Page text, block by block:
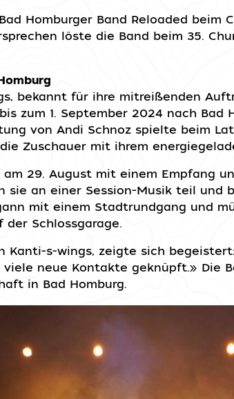
Homburger Band Reloaded beim
löste die Band beim 35.
bekannt für ihre mitreißenden
zum 1. September 2024 nach Bad
von Andi Schnoz spielte beim
Zuschauer mit ihrem
am 29. August mit einem Empfang
sie an einer Session-Musik teil
mit einem Stadtrundgang und
der Schlossgarage.
Kanti-s-wings, zeigte sich
neue Kontakte geknüpft.» Die
in Bad Homburg.